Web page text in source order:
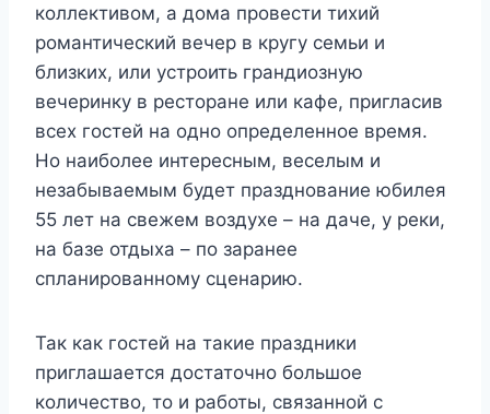
коллективом, а дома провести тихий
романтический вечер в кругу семьи и
близких, или устроить грандиозную
вечеринку в ресторане или кафе, пригласив
всех гостей на одно определенное время.
Но наиболее интересным, веселым и
незабываемым будет празднование юбилея
55 лет на свежем воздухе – на даче, у реки,
на базе отдыха – по заранее
спланированному сценарию.
Так как гостей на такие праздники
приглашается достаточно большое
количество, то и работы, связанной с